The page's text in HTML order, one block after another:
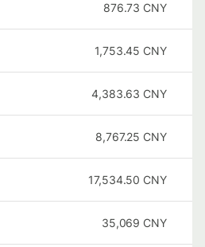
876.73 CNY
1,753.45 CNY
4,383.63 CNY
8,767.25 CNY
17,534.50 CNY
35,069 CNY